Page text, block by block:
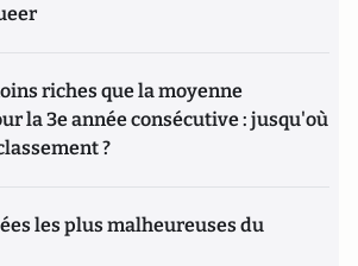
riches que la moyenne
la 3e année consécutive : jusqu'où
?
les plus malheureuses du